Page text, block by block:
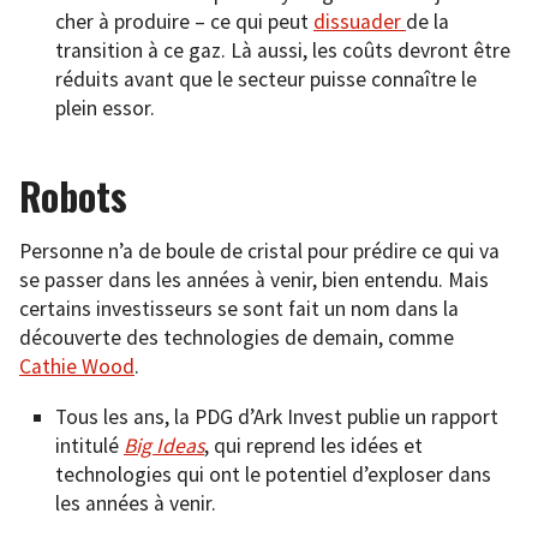
cher à produire – ce qui peut dissuader de la
transition à ce gaz. Là aussi, les coûts devront être
réduits avant que le secteur puisse connaître le
plein essor.
Robots
Personne n’a de boule de cristal pour prédire ce qui va
se passer dans les années à venir, bien entendu. Mais
certains investisseurs se sont fait un nom dans la
découverte des technologies de demain, comme
Cathie Wood.
Tous les ans, la PDG d’Ark Invest publie un rapport
intitulé Big Ideas, qui reprend les idées et
technologies qui ont le potentiel d’exploser dans
les années à venir.